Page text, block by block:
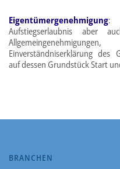
Eigentümergenehmigung:
Aufstiegserlaubnis aber
Einverständniserklärung des
auf dessen Grundstück Start
BRANCHEN